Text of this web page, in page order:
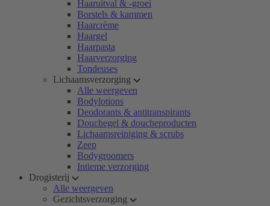
Haaruitval & -groei
Borstels & kammen
Haarcrème
Haargel
Haarpasta
Haarverzorging
Tondeuses
Lichaamsverzorging
Alle weergeven
Bodylotions
Deodorants & antitranspirants
Douchegel & doucheproducten
Lichaamsreiniging & scrubs
Zeep
Bodygroomers
Intieme verzorging
Drogisterij
Alle weergeven
Gezichtsverzorging